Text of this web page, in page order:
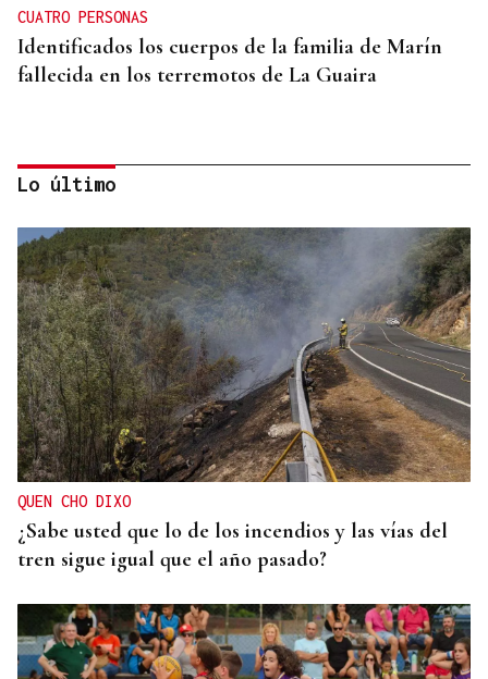
CUATRO PERSONAS
Identificados los cuerpos de la familia de Marín
fallecida en los terremotos de La Guaira
PROTOCOLO DE VIGILANCIA
Galicia vigila a los contactos del contagiado
franco-argentino por hantavirus
Lo último
QUEN CHO DIXO
¿Sabe usted que lo de los incendios y las vías del
tren sigue igual que el año pasado?